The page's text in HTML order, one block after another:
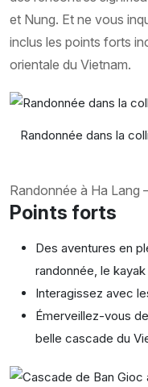
et Nung. Et ne vous
inclus les points forts
orientale du Vietnam.
Randonnée dans la
Randonnée à Ha Lang
Points forts
Des aventures en
randonnée, le
Interagissez avec
Émerveillez-vous
belle cascade du